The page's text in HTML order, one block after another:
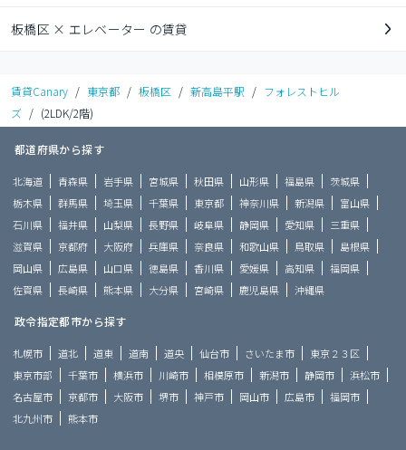
板橋区 × エレベーター の賃貸
賃貸Canary / 東京都 / 板橋区 / 新高島平駅 / フォレストヒル
ズ / (2LDK/2階)
都道府県から探す
北海道 青森県 岩手県 宮城県 秋田県 山形県 福島県
茨城県
栃木県
群馬県 埼玉県 千葉県 東京都 神奈川県 新潟県
富山県
石川県
福井県 山梨県 長野県 岐阜県 静岡県 愛知県
三重県
滋賀県
京都府 大阪府 兵庫県 奈良県 和歌山県 鳥取県
島根県
岡山県
広島県 山口県 徳島県 香川県 愛媛県 高知県
福岡県
佐賀県
長崎県 熊本県 大分県 宮崎県 鹿児島県 沖縄県
政令指定都市から探す
札幌市 道北 道東 道南 道央 仙台市 さいたま市
東京２３区
東京市部
千葉市 横浜市 川崎市 相模原市 新潟市 静岡市
浜松市
名古屋市
京都市 大阪市 堺市 神戸市 岡山市 広島市
福岡市
北九州市
熊本市